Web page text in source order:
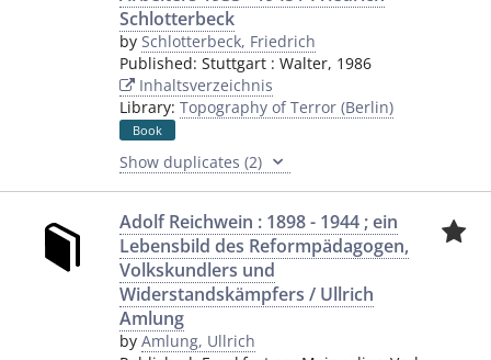
Schlotterbeck
by Schlotterbeck, Friedrich
Published: Stuttgart : Walter, 1986
Inhaltsverzeichnis
Library: Topography of Terror (Berlin)
Book
Show duplicates (2)
Adolf Reichwein : 1898 - 1944 ; ein
Lebensbild des Reformpädagogen,
Volkskundlers und
Widerstandskämpfers / Ullrich
Amlung
by Amlung, Ullrich